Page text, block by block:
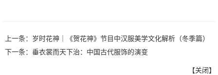
上一条： 岁时花神｜《贺花神》节目中汉服美学文化解析（冬季篇）
下一条： 垂衣裳而天下治：中国古代服饰的演变
【关闭】